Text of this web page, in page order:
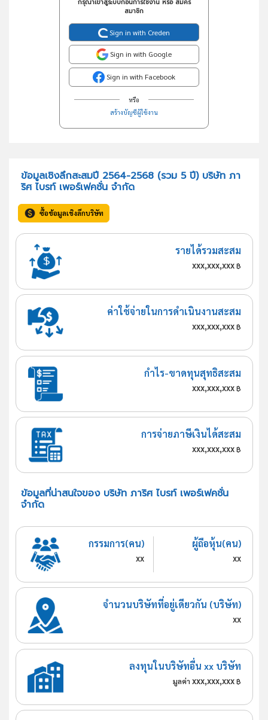
กรุณาเข้าสู่ระบบก่อนการใช้งาน หรือ สมัคร
สมาชิก
Sign in with Creden
Sign in with Google
Sign in with Facebook
หรือ
สร้างบัญชีผู้ใช้งาน
ข้อมูลเชิงลึกสะสมปี 2564-2568 (รวม 5 ปี) บริษัท ภา
ริศ ไบรท์ เพอร์เฟคชั่น จำกัด
ซื้อข้อมูลเชิงลึกบริษัท
รายได้รวมสะสม
xxx,xxx,xxx฿
ค่าใช้จ่ายในการดำเนินงานสะสม
xxx,xxx,xxx฿
กำไร-ขาดทุนสุทธิสะสม
xxx,xxx,xxx฿
การจ่ายภาษีเงินได้สะสม
xxx,xxx,xxx฿
ข้อมูลที่น่าสนใจของ บริษัท ภาริศ ไบรท์ เพอร์เฟคชั่น
จำกัด
กรรมการ(คน)
xx
ผู้ถือหุ้น(คน)
xx
จำนวนบริษัทที่อยู่เดียวกัน (บริษัท)
xx
ลงทุนในบริษัทอื่น xx บริษัท
มูลค่า xxx,xxx,xxx ฿